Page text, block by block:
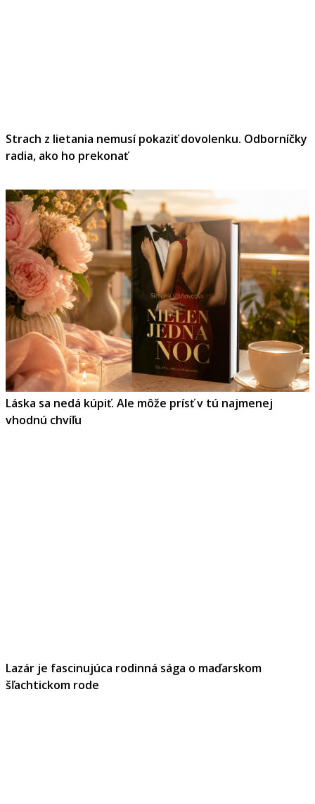
Strach z lietania nemusí pokaziť dovolenku. Odborníčky
radia, ako ho prekonať
Láska sa nedá kúpiť. Ale môže prísť v tú najmenej
vhodnú chvíľu
Lazár je fascinujúca rodinná sága o maďarskom
šľachtickom rode